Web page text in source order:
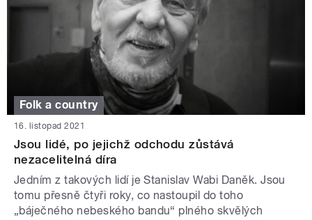
Folk a country
16. listopad 2021
Jsou lidé, po jejichž odchodu zůstává
nezacelitelná díra
Jedním z takových lidí je Stanislav Wabi Daněk. Jsou
tomu přesně čtyři roky, co nastoupil do toho
„báječného nebeského bandu“ plného skvělých